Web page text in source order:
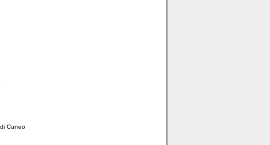
Cuneo